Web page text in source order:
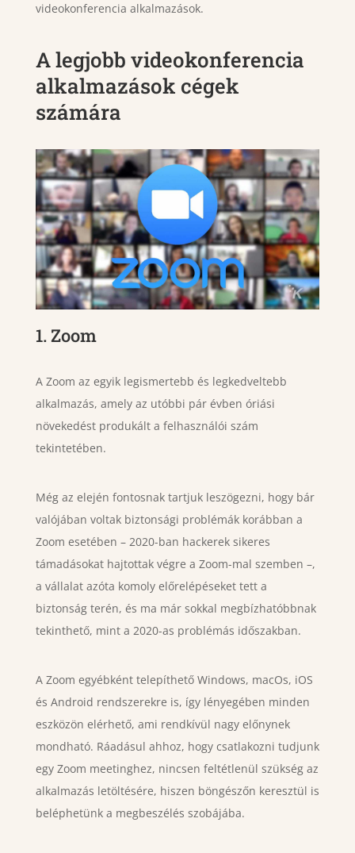
videokonferencia alkalmazások.
A legjobb videokonferencia
alkalmazások cégek
számára
1. Zoom
A Zoom az egyik legismertebb és legkedveltebb
alkalmazás, amely az utóbbi pár évben óriási
növekedést produkált a felhasználói szám
tekintetében.
Még az elején fontosnak tartjuk leszögezni, hogy bár
valójában voltak biztonsági problémák korábban a
Zoom esetében – 2020-ban hackerek sikeres
támadásokat hajtottak végre a Zoom-mal szemben –,
a vállalat azóta komoly előrelépéseket tett a
biztonság terén, és ma már sokkal megbízhatóbbnak
tekinthető, mint a 2020-as problémás időszakban.
A Zoom egyébként telepíthető Windows, macOs, iOS
és Android rendszerekre is, így lényegében minden
eszközön elérhető, ami rendkívül nagy előnynek
mondható. Ráadásul ahhoz, hogy csatlakozni tudjunk
egy Zoom meetinghez, nincsen feltétlenül szükség az
alkalmazás letöltésére, hiszen böngészőn keresztül is
beléphetünk a megbeszélés szobájába.